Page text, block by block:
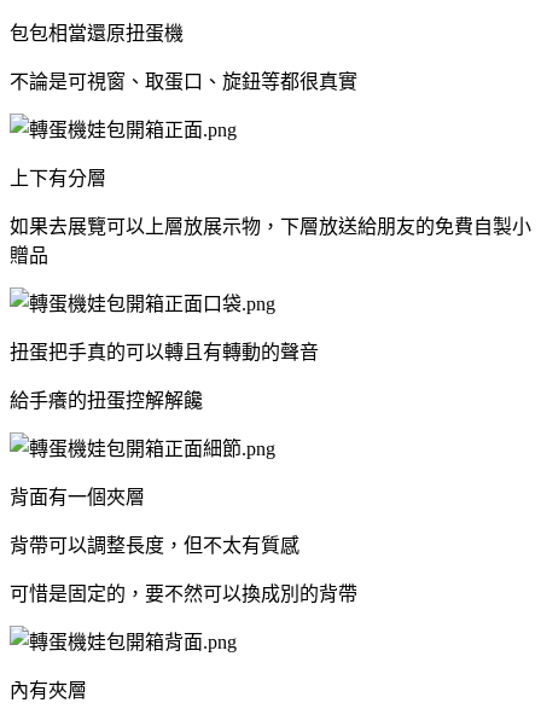
包包相當還原扭蛋機
不論是可視窗、取蛋口、旋鈕等都很真實
上下有分層
如果去展覽可以上層放展示物，下層放送給朋友的免費自製小
贈品
扭蛋把手真的可以轉且有轉動的聲音
給手癢的扭蛋控解解饞
背面有一個夾層
背帶可以調整長度，但不太有質感
可惜是固定的，要不然可以換成別的背帶
內有夾層